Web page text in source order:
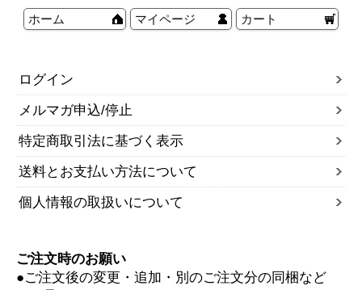
ホーム マイページ カート
ログイン
メルマガ申込/停止
特定商取引法に基づく表示
送料とお支払い方法について
個人情報の取扱いについて
ご注文時のお願い
●ご注文後の変更・追加・別のご注文分の同梱など